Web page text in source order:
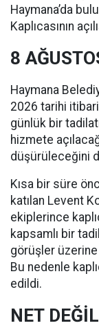
Haymana’da
Kaplıcasının
8
Haymana
2026 tarihi
günlük bir
hizmete
düşürüleceğini
Kısa bir süre
katılan Levent
ekiplerince
kapsamlı bir
görüşler üzerine
Bu nedenle
edildi.
NET DEĞİL